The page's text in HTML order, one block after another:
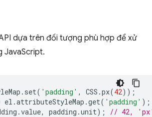
dựa trên đối tượng phù hợp để xử
JavaScript.
. set( 'padding' , CSS .px(42));
el .attributeStyleMap .get( 'padding' );
.value, padding .unit); // 42,